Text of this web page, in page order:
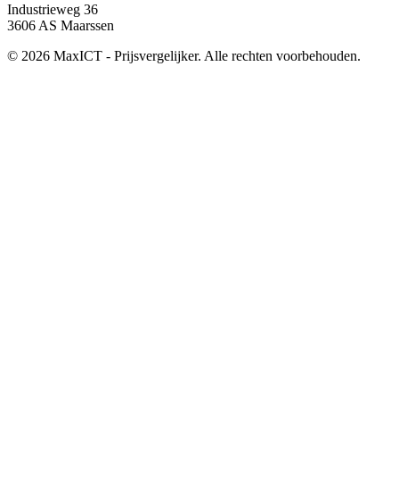
Industrieweg 36
3606 AS Maarssen
© 2026 MaxICT - Prijsvergelijker. Alle rechten voorbehouden.